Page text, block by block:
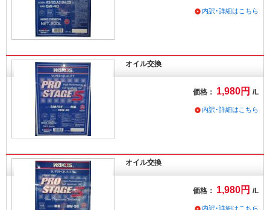
内訳･詳細はこちら
オイル交換
価格： 1,980円 /L
内訳･詳細はこちら
オイル交換
価格： 1,980円 /L
内訳･詳細はこちら